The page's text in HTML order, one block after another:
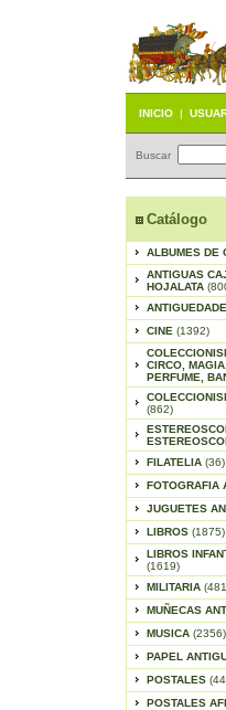
INICIO |
Buscar
Catálogo
ALBUMES DE
ANTIGUAS
HOJALATA
CINE (1392)
CIRCO,
PERFUME,
(862)
FILATELIA (36)
FOTOGRAFIA
JUGUETES
LIBROS (1875)
LIBROS
(1619)
MILITARIA
MUÑECAS
MUSICA (2356)
PAPEL
POSTALES
POSTALES